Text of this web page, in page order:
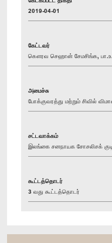
2019-04-01
கேட்டவர்
கௌரவ செஹான் சேமசிங்க, பா.உ.
அமைச்சு
போக்குவரத்து மற்றும் சிவில்
சட்டவாக்கம்
இலங்கை சனநாயக சோசலிசக்
கூட்டத்தொடர்
3 வது கூட்டத்தொடர்